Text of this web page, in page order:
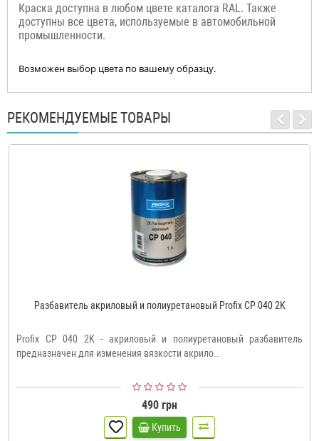
Краска доступна в любом цвете каталога RAL. Также
доступны все цвета, используемые в автомобильной
промышленности.
Возможен выбор цвета по вашему образцу.
РЕКОМЕНДУЕМЫЕ ТОВАРЫ
Разбавитель акриловый и полиуретановый Profix CP 040 2K
Profix CP 040 2K - акриловый и полиуретановый разбавитель
предназначен для изменения вязкости акрило..
490 грн
Купить